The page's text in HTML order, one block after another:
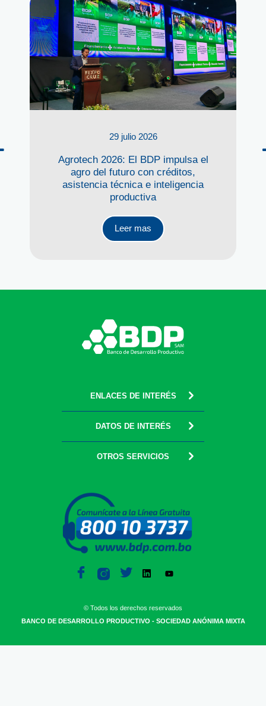
29 julio 2026
Agrotech 2026: El BDP impulsa el
agro del futuro con créditos,
asistencia técnica e inteligencia
productiva
Leer mas
ENLACES DE INTERÉS
DATOS DE INTERÉS
OTROS SERVICIOS
© Todos los derechos reservados
BANCO DE DESARROLLO PRODUCTIVO - SOCIEDAD ANÓNIMA MIXTA